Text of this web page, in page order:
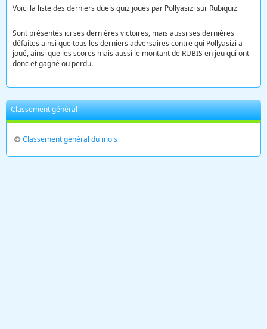
Voici la liste des derniers duels quiz joués par Pollyasizi sur Rubiquiz
Sont présentés ici ses dernières victoires, mais aussi ses dernières
défaites ainsi que tous les derniers adversaires contre qui Pollyasizi a
joué, ainsi que les scores mais aussi le montant de RUBIS en jeu qui ont
donc et gagné ou perdu.
Classement général
Classement général du mois